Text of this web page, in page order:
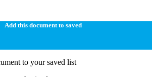
Add this document to saved
to your saved list